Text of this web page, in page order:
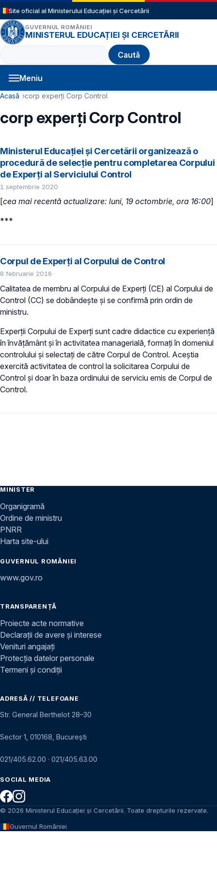
Sari la conținutul principal
Site oficial al Ministerului Educației și Cercetării
GUVERNUL ROMÂNIEI
MINISTERUL EDUCAȚIEI ȘI CERCETĂRII
Caută
Meniu
Navigație principală
Cale de navigare
Acasă corp experți Corp Control
corp experți Corp Control
Ministerul Educației și Cercetării organizează o
procedură de selecție pentru completarea Corpului
de Experţi al Serviciului Control
1 septembrie 2020
[cea mai recentă actualizare: luni, 19 octombrie, ora 16:00]
***
Corpul de Experți al Corpului de Control
8 februarie 2016
Calitatea de membru al Corpului de Experți (CE) al Corpului de
Control (CC) se dobândește și se confirmă prin ordin de
ministru.
Experții Corpului de Experți sunt cadre didactice cu experiență
în învățământ și în activitatea managerială, formați în domeniul
controlului și selectați de către Corpul de Control. Aceștia
exercită activitatea de control la solicitarea Corpului de
Control și doar în baza ordinului de serviciu emis de Corpul de
Control.
MINISTER
Organigramă
Ordine de ministru
PNRR
Harta site-ului
GUVERNUL ROMÂNIEI
www.gov.ro
TRANSPARENȚĂ
Proiecte acte normative
Declarații de avere și interese
Venituri angajați
Protecția datelor personale
Termeni și condiții
ADRESĂ // TELEFOANE
Str. General Berthelot 28–30
Sector 1, 010168, București
021/405.62.00 · 021/405.63.00
SOCIAL MEDIA
© 2026 Ministerul Educației și Cercetării. Toate drepturile rezervate.
Guvernul României